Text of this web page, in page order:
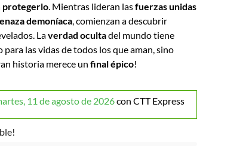
protegerlo. Mientras lideran lasfuerzas unidas
demoníaca, comienzan a descubrir
Laverdad ocultadel mundo tiene
las vidas de todos los que aman, sino
historia merece un final épico!
11 de agosto de 2026con CTT Express